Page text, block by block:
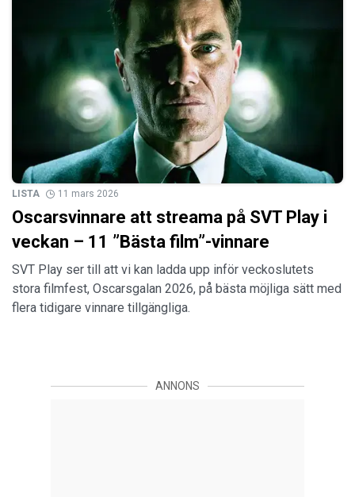
LISTA 11 mars 2026
Oscarsvinnare att streama på SVT Play i
veckan – 11 ”Bästa film”-vinnare
SVT Play ser till att vi kan ladda upp inför veckoslutets
stora filmfest, Oscarsgalan 2026, på bästa möjliga sätt med
flera tidigare vinnare tillgängliga.
ANNONS